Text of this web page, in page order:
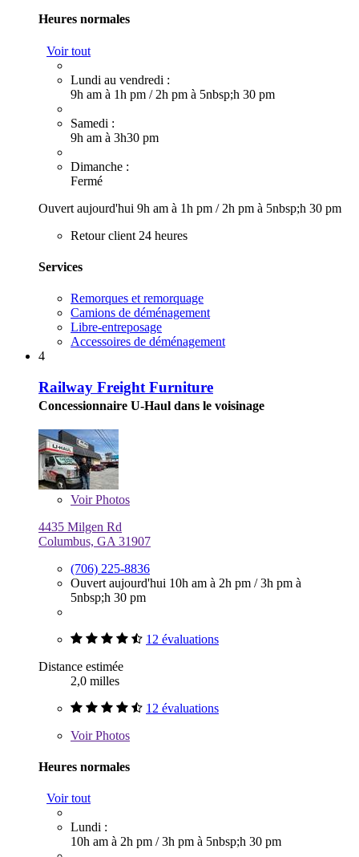
Heures normales
Voir tout
Lundi au vendredi :
9h am à 1h pm / 2h pm à 5nbsp;h 30 pm
Samedi :
9h am à 3h30 pm
Dimanche :
Fermé
Ouvert aujourd'hui 9h am à 1h pm / 2h pm à 5nbsp;h 30 pm
Retour client 24 heures
Services
Remorques et remorquage
Camions de déménagement
Libre-entreposage
Accessoires de déménagement
4
Railway Freight Furniture
Concessionnaire U-Haul dans le voisinage
VoirPhotos
4435 Milgen Rd
Columbus, GA 31907
(706) 225-8836
Ouvert aujourd'hui 10h am à 2h pm /3h pm à
5nbsp;h 30 pm
12 évaluations
Distance estimée
2,0 milles
12 évaluations
VoirPhotos
Heures normales
Voir tout
Lundi :
10h am à 2h pm /3h pm à 5nbsp;h 30 pm